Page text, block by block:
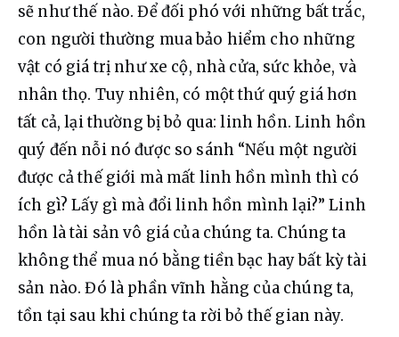
sẽ như thế nào. Để đối phó với những bất trắc,
con người thường mua bảo hiểm cho những
vật có giá trị như xe cộ, nhà cửa, sức khỏe, và
nhân thọ. Tuy nhiên, có một thứ quý giá hơn
tất cả, lại thường bị bỏ qua: linh hồn. Linh hồn
quý đến nỗi nó được so sánh “Nếu một người
được cả thế giới mà mất linh hồn mình thì có
ích gì? Lấy gì mà đổi linh hồn mình lại?” Linh
hồn là tài sản vô giá của chúng ta. Chúng ta
không thể mua nó bằng tiền bạc hay bất kỳ tài
sản nào. Đó là phần vĩnh hằng của chúng ta,
tồn tại sau khi chúng ta rời bỏ thế gian này.